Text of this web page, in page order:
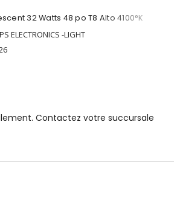
32 Watts 48 po T8 Alto 4100°K
ELECTRONICS -LIGHT
Contactez votre succursale